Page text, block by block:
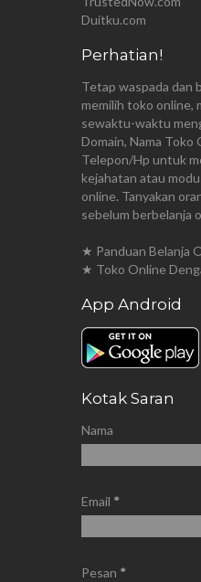
Duitku.com
Perhatian!
Tetap waspada dan
memilih toko online,
sewaktu-waktu
Domain, Nama Toko
Telepon/Hp untuk
kejahatan atau
online. Tanyakan
sebelum berbelanja
★ Panduan Belanja
★ Toko Online
App Android
Kotak Saran
Nama
Email *
Pesan *